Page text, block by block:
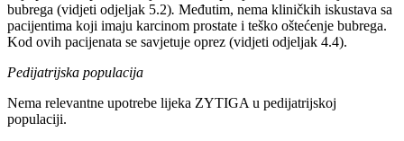
bubrega (vidjeti odjeljak 5.2). Međutim, nema kliničkih iskustava sa
pacijentima koji imaju karcinom prostate i teško oštećenje bubrega.
Kod ovih pacijenata se savjetuje oprez (vidjeti odjeljak 4.4).
Pedijatrijska populacija
Nema relevantne upotrebe lijeka ZYTIGA u pedijatrijskoj
populaciji.